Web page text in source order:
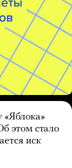
«Яблока»
этом стало
иск